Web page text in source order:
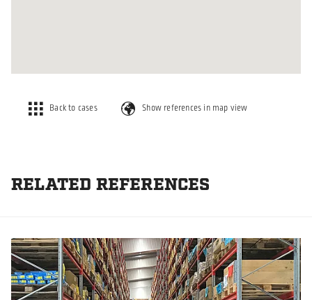
Back to cases Show references in map view
RELATED REFERENCES